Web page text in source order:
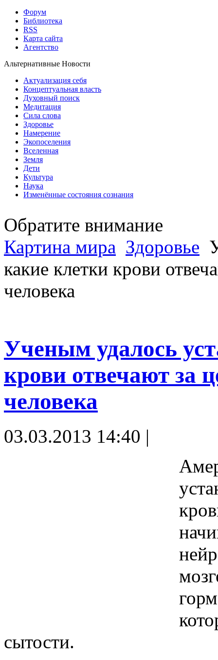
Форум
Библиотека
RSS
Карта сайта
Агентство
Альтернативные Новости
Актуализация себя
Концептуальная власть
Духовный поиск
Медитация
Сила слова
Здоровье
Намерение
Экопоселения
Вселенная
Земля
Дети
Культура
Наука
Изменённые состояния сознания
Обратите внимание
Картина мира Здоровье
какие клетки крови
человека
Ученым удалось
крови отвечают за
человека
03.03.2013 14:40 |
сытости.